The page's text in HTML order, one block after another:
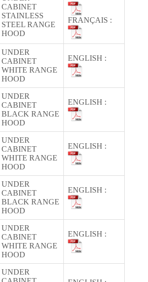
CABINET
STAINLESS
STEEL RANGE
HOOD
FRANÇAIS :
UNDER
CABINET
WHITE RANGE
HOOD
ENGLISH :
UNDER
CABINET
BLACK RANGE
HOOD
ENGLISH :
UNDER
CABINET
WHITE RANGE
HOOD
ENGLISH :
UNDER
CABINET
BLACK RANGE
HOOD
ENGLISH :
UNDER
CABINET
WHITE RANGE
HOOD
ENGLISH :
UNDER